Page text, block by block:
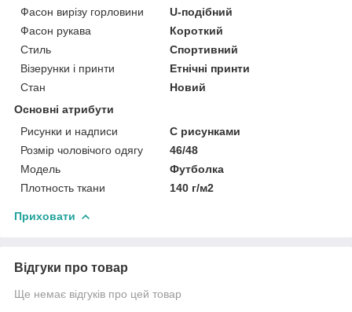
Фасон вирізу горловини
U-подібний
Фасон рукава
Короткий
Стиль
Спортивний
Візерунки і принти
Етнічні принти
Стан
Новий
Основні атрибути
Рисунки и надписи
С рисунками
Розмір чоловічого одягу
46/48
Мoдель
Футболка
Плотность ткани
140 г/м2
Приховати
Відгуки про товар
Ще немає відгуків про цей товар